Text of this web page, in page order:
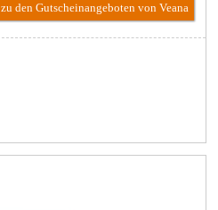
zu den Gutscheinangeboten von Veana